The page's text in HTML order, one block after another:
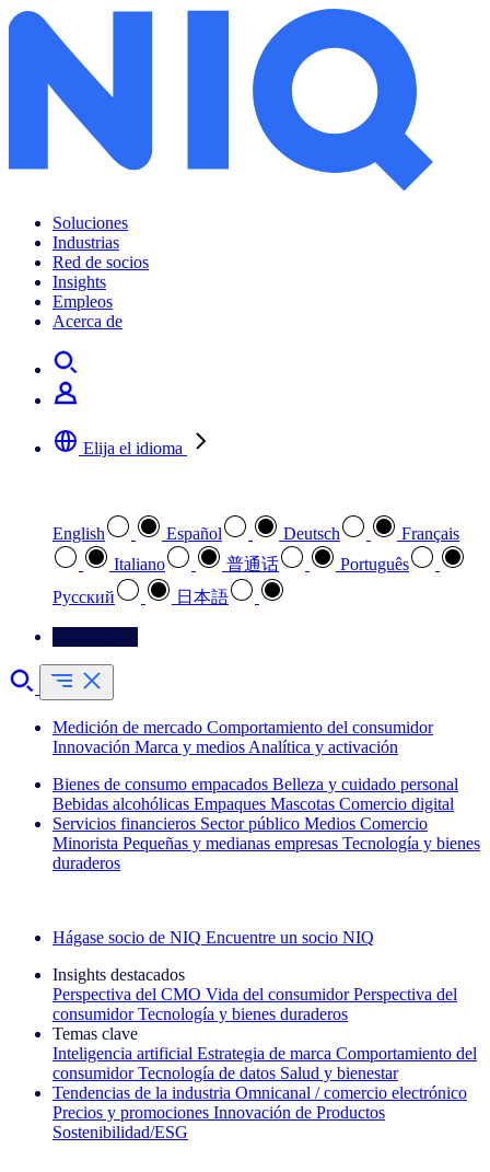
Soluciones
Industrias
Red de socios
Insights
Empleos
Acerca de
Elija el idioma
English Español Deutsch
Français
Italiano
普通话
Português
Pусский
日本語
Medición de mercado Comportamiento del consumidor
Innovación Marca y medios Analítica y activación
Bienes de consumo empacados Belleza y cuidado personal
Bebidas alcohólicas Empaques Mascotas Comercio digital
Servicios financieros Sector público Medios Comercio
Minorista Pequeñas y medianas empresas Tecnología y bienes
duraderos
Hágase socio de NIQ Encuentre un socio NIQ
Insights destacados
Perspectiva del CMO Vida del consumidor Perspectiva del
consumidor Tecnología y bienes duraderos
Temas clave
Inteligencia artificial Estrategia de marca Comportamiento del
consumidor Tecnología de datos Salud y bienestar
Tendencias de la industria Omnicanal / comercio electrónico
Precios y promociones Innovación de Productos
Sostenibilidad/ESG